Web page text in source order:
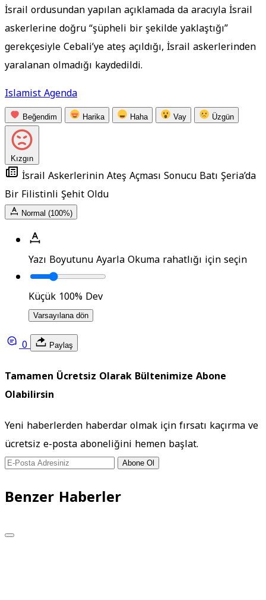
İsrail ordusundan yapılan açıklamada da aracıyla İsrail
askerlerine doğru “şüpheli bir şekilde yaklaştığı”
gerekçesiyle Cebali’ye ateş açıldığı, İsrail askerlerinden
yaralanan olmadığı kaydedildi.
Islamist Agenda
Beğendim Harika Haha Vay Üzgün
Kızgın
İsrail Askerlerinin Ateş Açması Sonucu Batı Şeria’da
Bir Filistinli Şehit Oldu
Normal (100%)
Yazı Boyutunu AyarlaOkuma rahatlığı için seçin
Küçük 100%Dev
Varsayılana dön
0 Paylaş
Tamamen Ücretsiz Olarak Bültenimize Abone
Olabilirsin
Yeni haberlerden haberdar olmak için fırsatı kaçırma ve
ücretsiz e-posta aboneliğini hemen başlat.
Abone Ol
Benzer Haberler